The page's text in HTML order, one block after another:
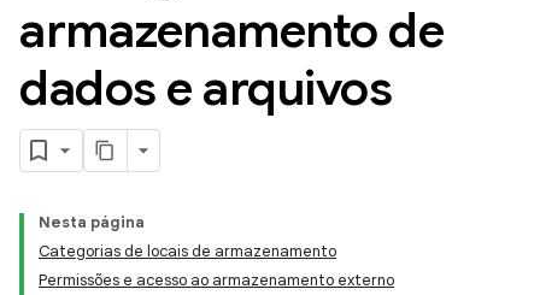
armazenamento de
dados e arquivos
Nesta página
Categorias de locais de armazenamento
Permissões e acesso ao armazenamento externo